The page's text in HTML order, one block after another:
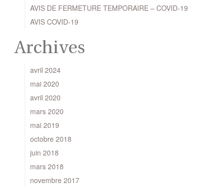
AVIS DE FERMETURE TEMPORAIRE – COVID-19
AVIS COVID-19
Archives
avril 2024
mai 2020
avril 2020
mars 2020
mai 2019
octobre 2018
juin 2018
mars 2018
novembre 2017